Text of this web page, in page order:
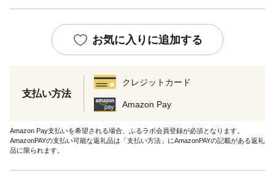
お気に入りに追加する
支払い方法
クレジットカード
Amazon Pay
Amazon Pay支払いを希望される場合、ふるラボ会員登録が必須となります。
AmazonPAYの支払い可能な返礼品は「支払い方法」にAmazonPAYの記載がある返礼
品に限られます。